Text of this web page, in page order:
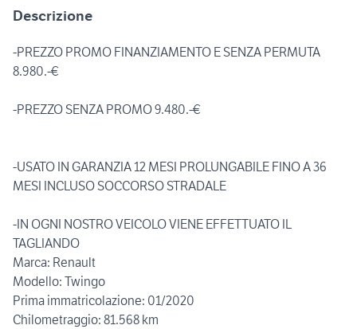
Descrizione
-PREZZO PROMO FINANZIAMENTO E SENZA PERMUTA
8.980.-€
-PREZZO SENZA PROMO 9.480.-€
-USATO IN GARANZIA 12 MESI PROLUNGABILE FINO A 36
MESI INCLUSO SOCCORSO STRADALE
-IN OGNI NOSTRO VEICOLO VIENE EFFETTUATO IL
TAGLIANDO
Marca: Renault
Modello: Twingo
Prima immatricolazione: 01/2020
Chilometraggio: 81.568 km